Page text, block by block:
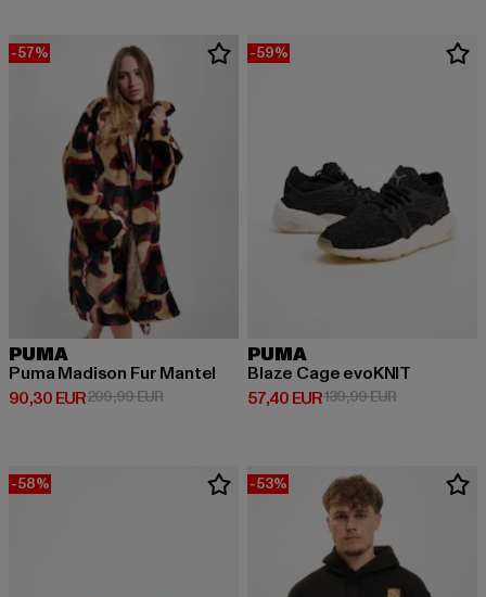
-57%
PUMA
Puma Madison Fur Mantel
90,30 EUR
Derzeitiger Preis: 90,30 EUR
209,99 EURAktionspreis: 209,99 EUR
-59%
PUMA
Blaze Cage evoKNIT
57,40 EUR
Derzeitiger Preis: 57,40 EUR
139,99 EURAktionspreis:
-58% -53%